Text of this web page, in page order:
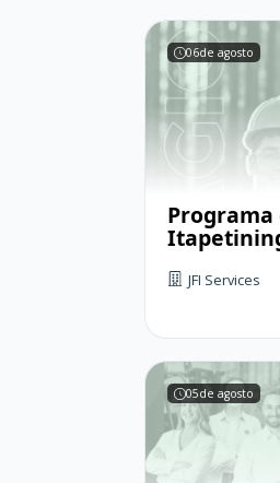
06de agosto
Programa
JFI Services
05de agosto